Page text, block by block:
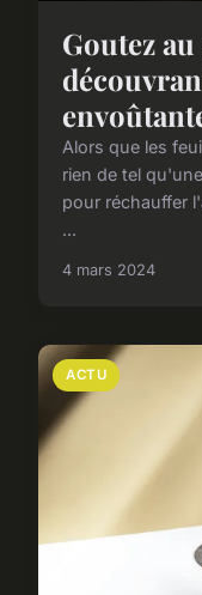
Goutez
Alors que les
rien de tel
pour réchauffer
...
4 mars 2024
ACTU